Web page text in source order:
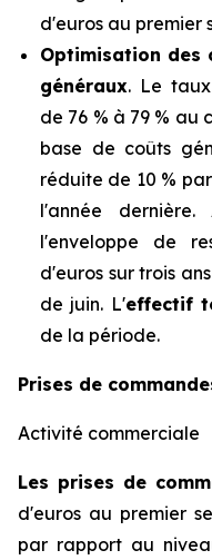
d'euros au premier
Optimisation des
généraux. Le
de 76 % à 79 % au
base de coûts
réduite de 10 %
l'année
l'enveloppe de
d'euros sur trois
de juin. L'effectif
de la période.
Prises de
Activité commerciale
Les prises de
d'euros au premier
par rapport au